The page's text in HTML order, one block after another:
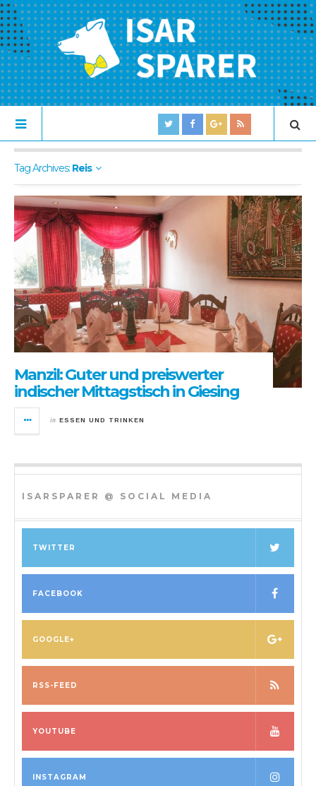
Tag Archives: Reis
Manzil: Guter und preiswerter
indischer Mittagstisch in Giesing
in ESSEN UND TRINKEN
ISARSPARER @ SOCIAL MEDIA
TWITTER
FACEBOOK
GOOGLE+
RSS-FEED
YOUTUBE
INSTAGRAM